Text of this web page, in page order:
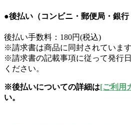
●後払い（コンビニ・郵便局・銀行
後払い手数料：180円(税込)
※請求書は商品に同封されています
※請求書の記載事項に従って発行
ください。
※後払いについての詳細は[ご利用
い。